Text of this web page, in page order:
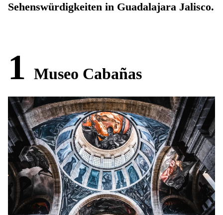
Sehenswürdigkeiten in Guadalajara Jalisco.
1 Museo Cabañas